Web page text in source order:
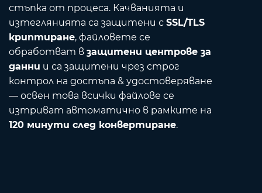
стъпка от процеса. Качванията и
изтеглянията са защитени с SSL/TLS
криптиране, файловете се
обработват в защитени центрове за
данни и са защитени чрез строг
контрол на достъпа & удостоверяване
— освен това всички файлове се
изтриват автоматично в рамките на
120 минути след конвертиране.